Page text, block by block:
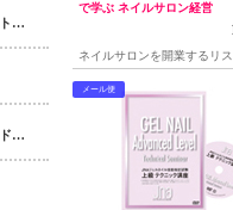
ネイルケア・ハンドケア・フットケア・ボディケア
ネイルファイル・エメリーボード・シャイナー
で学ぶ ネイルサロン経営
ネイルサロンを開業するリス
る
メール便